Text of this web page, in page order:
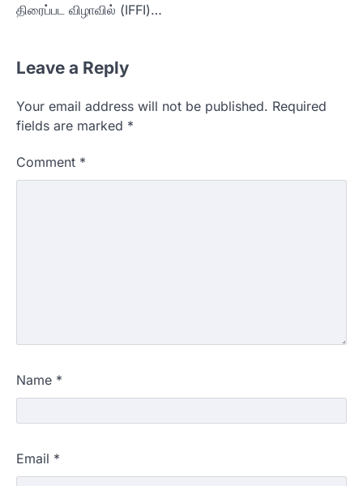
திரைப்பட விழாவில் (IFFI)…
Leave a Reply
Your email address will not be published. Required
fields are marked *
Comment *
Name *
Email *